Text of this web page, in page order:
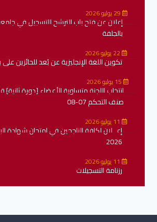
إعلان عن فتح باب الترشح للتسجيل في
بالجلفة
تكوين اللغة الإنجليزية عن بُعد للحائزين على
15 يوليو 2026
انتخاب اللجنة متساوية الأعضاء [دورة
صنف التحكم 07-08
11 يوليو 2026
إعــلان لكافة الناجحين في امتحان شهادة
2026
رزنامة التسجيلات